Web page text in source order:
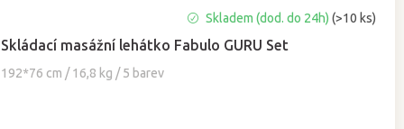
Skládací masážní lehátko Fabulo GURU Set
192*76 cm / 16,8 kg / 5 barev
hodnocení
produktu
je
Skladem (dod. do 24h)(>10 ks)